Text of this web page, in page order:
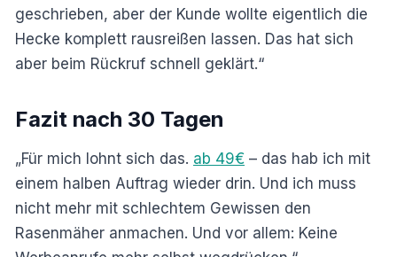
geschrieben, aber der Kunde wollte eigentlich die
Hecke komplett rausreißen lassen. Das hat sich
aber beim Rückruf schnell geklärt.“
Fazit nach 30 Tagen
„Für mich lohnt sich das. ab 49€ – das hab ich mit
einem halben Auftrag wieder drin. Und ich muss
nicht mehr mit schlechtem Gewissen den
Rasenmäher anmachen. Und vor allem: Keine